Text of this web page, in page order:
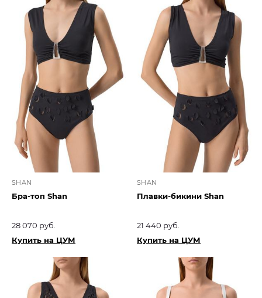
SHAN
Бра-топ Shan
28 070 руб.
Купить на ЦУМ
SHAN
Плавки-бикини Shan
21 440 руб.
Купить на ЦУМ